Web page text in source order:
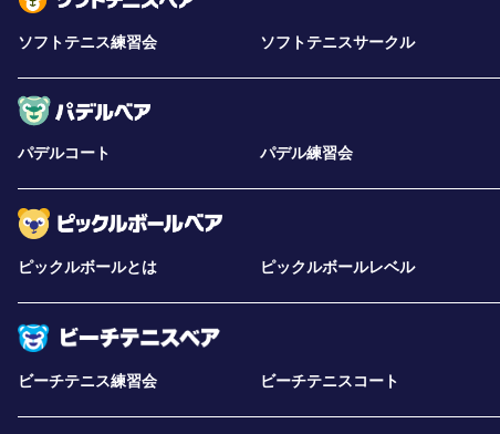
ソフトテニス練習会 ソフトテニスサークル
パデルコート パデル練習会
ピックルボールとは ピックルボールレベル
ビーチテニス練習会 ビーチテニスコート